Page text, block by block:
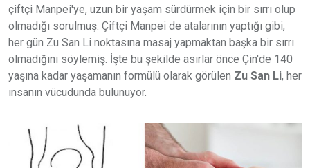
çiftçi Manpei'ye, uzun bir yaşam sürdürmek için bir sırrı olup
olmadığı sorulmuş. Çiftçi Manpei de atalarının yaptığı gibi,
her gün Zu San Li noktasına masaj yapmaktan başka bir sırrı
olmadığını söylemiş. İşte bu şekilde asırlar önce Çin'de 140
yaşına kadar yaşamanın formülü olarak görülen Zu San Li, her
insanın vücudunda bulunuyor.